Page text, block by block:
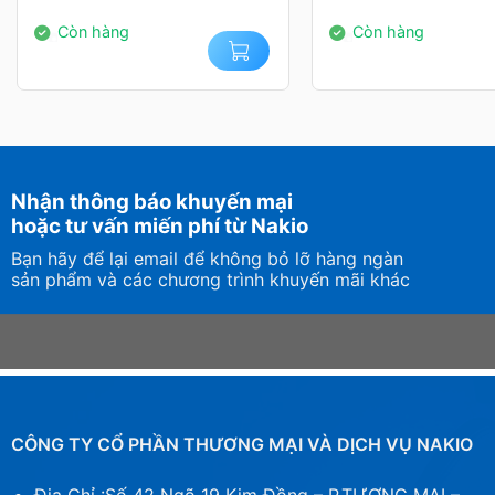
Phần nắp LED phía trên có thể thay đổi tùy chỉnh dễ
từ CORSAIR hoặc tự tạo riêng cho mình 1 bản in 3D
bản thân
Hiệu suất tối đa
ép xung dễ dàng, bên cạnh đó người dùng có thể tùy
Bên cạnh đó, mỗi module chip nhớ trên RAM
bằng tay bởi các kỹ sư có chuyên môn cao, kết hợp
14.000.000₫.
Còn hàng
2.650.000₫.
Còn hàng
Nhận thông báo khuyến mại
hoặc tư vấn miến phí từ Nakio
Bạn hãy để lại email để không bỏ lỡ hàng ngàn
sản phẩm và các chương trình khuyến mãi khác
CÔNG TY CỔ PHẦN THƯƠNG MẠI VÀ DỊCH VỤ NAKIO